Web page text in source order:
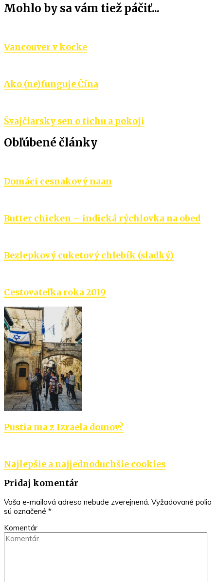
článku
Mohlo by sa vám tiež páčiť...
Vancouver v kocke
Ako (ne)funguje Čína
Švajčiarsky sen o tichu a pokoji
Obľúbené články
Domáci cesnakový naan
Butter chicken – indická rýchlovka na obed
Bezlepkový cuketový chlebík (sladký)
Cestovateľka roka 2019
Pustia ma z Izraela domov?
Najlepšie a najjednoduchšie cookies
Pridaj komentár
Vaša e-mailová adresa nebude zverejnená. Vyžadované polia
sú označené *
Komentár